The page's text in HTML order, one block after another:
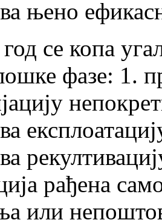
њено
се копа
фазе: 1.
рађена
или